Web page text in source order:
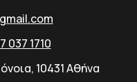
037 1710
10431 Αθήνα